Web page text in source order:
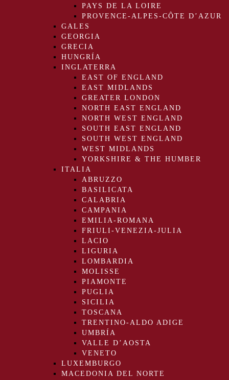
PAYS DE LA LOIRE
PROVENCE-ALPES-CÔTE D’AZUR
GALES
GEORGIA
GRECIA
HUNGRÍA
INGLATERRA
EAST OF ENGLAND
EAST MIDLANDS
GREATER LONDON
NORTH EAST ENGLAND
NORTH WEST ENGLAND
SOUTH EAST ENGLAND
SOUTH WEST ENGLAND
WEST MIDLANDS
YORKSHIRE & THE HUMBER
ITALIA
ABRUZZO
BASILICATA
CALABRIA
CAMPANIA
EMILIA-ROMANA
FRIULI-VENEZIA-JULIA
LACIO
LIGURIA
LOMBARDIA
MOLISSE
PIAMONTE
PUGLIA
SICILIA
TOSCANA
TRENTINO-ALDO ADIGE
UMBRÍA
VALLE D’AOSTA
VENETO
LUXEMBURGO
MACEDONIA DEL NORTE